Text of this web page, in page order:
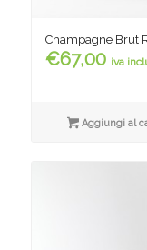
Champagne Brut
€67,00 iva
Aggiungi al